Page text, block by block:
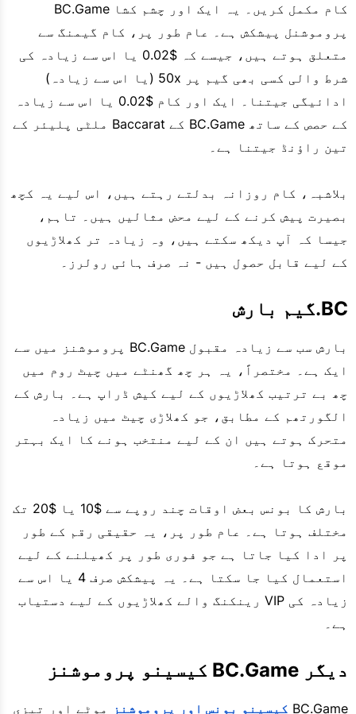
کام مکمل کریں۔ یہ ایک اور چشم کشا BC.Game
پروموشنل پیشکش ہے۔ عام طور پر، کام گیمنگ سے
متعلق ہوتے ہیں، جیسے کہ $0.02 یا اس سے زیادہ کی
شرط والی کسی بھی گیم پر 50x (یا اس سے زیادہ)
ادائیگی جیتنا۔ ایک اور کام $0.02 یا اس سے زیادہ
کے حصص کے ساتھ BC.Game کے Baccarat ملٹی پلیئر کے
تین راؤنڈ جیتنا ہے۔
بلاشبہ، کام روزانہ بدلتے رہتے ہیں، اس لیے یہ کچھ
بصیرت پیش کرنے کے لیے محض مثالیں ہیں۔ تاہم،
جیسا کہ آپ دیکھ سکتے ہیں، وہ زیادہ تر کھلاڑیوں
کے لیے قابل حصول ہیں - نہ صرف ہائی رولرز۔
BC.گیم بارش
بارش سب سے زیادہ مقبول BC.Game پروموشنز میں سے
ایک ہے۔ مختصراً، یہ ہر چھ گھنٹے میں چیٹ روم میں
چھ بے ترتیب کھلاڑیوں کے لیے کیش ڈراپ ہے۔ بارش کے
الگورتھم کے مطابق، جو کھلاڑی چیٹ میں زیادہ
متحرک ہوتے ہیں ان کے لیے منتخب ہونے کا ایک بہتر
موقع ہوتا ہے۔
بارش کا بونس بعض اوقات چند روپے سے $10 یا $20 تک
مختلف ہوتا ہے۔ عام طور پر، یہ حقیقی رقم کے طور
پر ادا کیا جاتا ہے جو فوری طور پر کھیلنے کے لیے
استعمال کیا جا سکتا ہے۔ یہ پیشکش صرف 4 یا اس سے
زیادہ کی VIP رینکنگ والے کھلاڑیوں کے لیے دستیاب
ہے۔
دیگر BC.Game کیسینو پروموشنز
BC.Game کیسینو بونس اور پروموشنز موٹے اور تیزی